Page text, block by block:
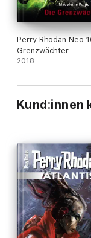
Perry Rhodan Neo
Grenzwächter
2018
Kund:innen